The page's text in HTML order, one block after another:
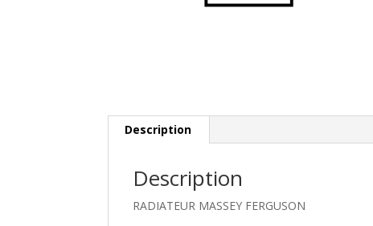
Description
Description
RADIATEUR MASSEY FERGUSON